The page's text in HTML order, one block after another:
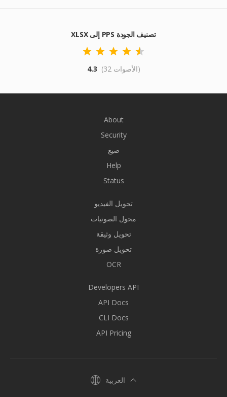
XLSX إلى PPS تصنيف الجودة
4.3 (32 الأصوات)
About
Security
صيغ
Help
Status
تحويل الفيديو
محول الصوتيات
تحويل وثيقة
تحويل صورة
OCR
Developers API
API Docs
CLI Docs
API Pricing
العربية